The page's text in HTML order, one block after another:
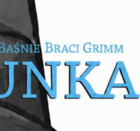
WAKACJE Z FOLKLOREM
PRZYGODA Z POLSKIM
TAŃCEM LUDOWYM
WARSZTATY